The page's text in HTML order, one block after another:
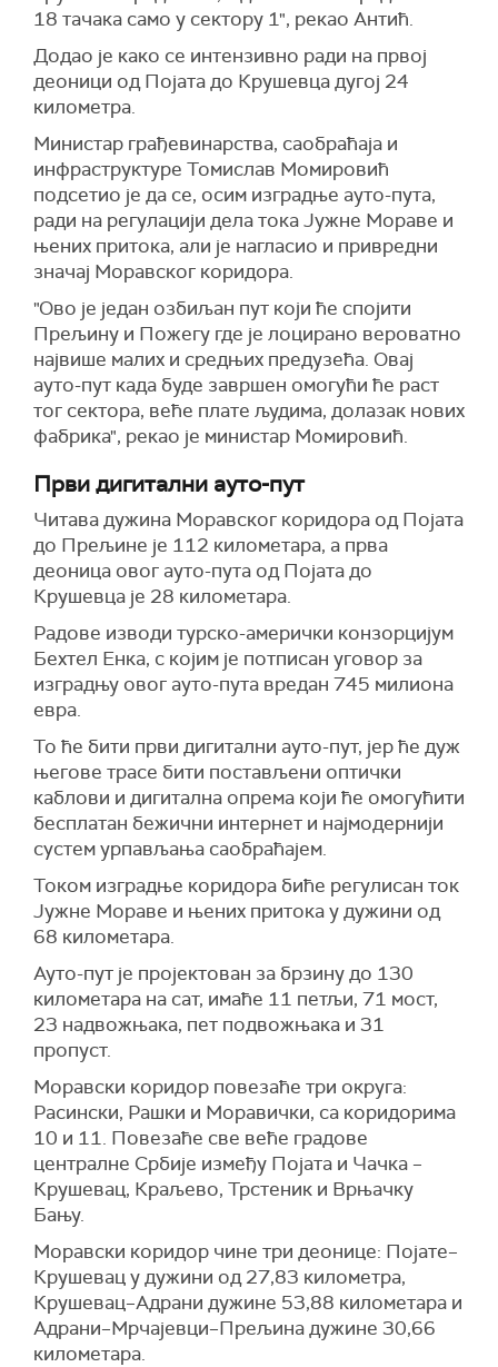
18 тачака само у сектору 1", рекао Антић.
Додао је како се интензивно ради на првој
деоници од Појата до Крушевца дугој 24
километра.
Министар грађевинарства, саобраћаја и
инфраструктуре Томислав Момировић
подсетио је да се, осим изградње ауто-пута,
ради на регулацији дела тока Јужне Мораве и
њених притока, али је нагласио и привредни
значај Моравског коридора.
"Ово је један озбиљан пут који ће спојити
Прељину и Пожегу где је лоцирано вероватно
највише малих и средњих предузећа. Овај
ауто-пут када буде завршен омогући ће раст
тог сектора, веће плате људима, долазак нових
фабрика", рекао је министар Момировић.
Први дигитални ауто-пут
Читава дужина Моравског коридора од Појата
до Прељине је 112 километара, а прва
деоница овог ауто-пута од Појата до
Крушевца је 28 километара.
Радове изводи турско-амерички конзорцијум
Бехтел Енка, с којим је потписан уговор за
изградњу овог ауто-пута вредан 745 милиона
евра.
То ће бити први дигитални ауто-пут, јер ће дуж
његове трасе бити постављени оптички
каблови и дигитална опрема који ће омогућити
бесплатан бежични интернет и најмодернији
сyстем урпављања саобраћајем.
Током изградње коридора биће регулисан ток
Јужне Мораве и њених притока у дужини од
68 километара.
Ауто-пут је пројектован за брзину до 130
километара на сат, имаће 11 петљи, 71 мост,
23 надвожњака, пет подвожњака и 31
пропуст.
Моравски коридор повезаће три округа:
Расински, Рашки и Моравички, са коридорима
10 и 11. Повезаће све веће градове
централне Србије између Појата и Чачка –
Крушевац, Краљево, Трстеник и Врњачку
Бању.
Моравски коридор чине три деонице: Појате–
Крушевац у дужини од 27,83 километра,
Крушевац–Адрани дужине 53,88 километара и
Адрани–Мрчајевци–Прељина дужине 30,66
километара.